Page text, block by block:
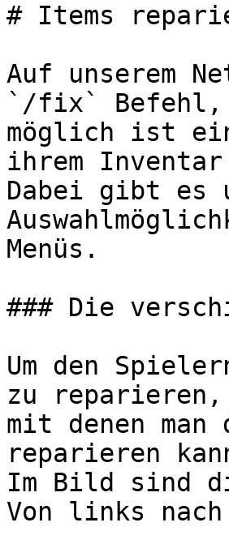
# Items
Auf unserem
`/fix` Befehl,
möglich ist
ihrem
Dabei gibt es
Menüs.
### Die
Um den
zu
mit denen
reparieren
Im Bild sind
Von links